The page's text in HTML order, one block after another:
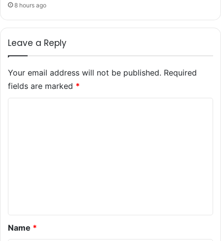
8 hours ago
Leave a Reply
Your email address will not be published. Required
fields are marked *
Name *